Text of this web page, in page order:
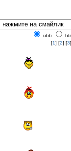
ubb
[1] [2] [3